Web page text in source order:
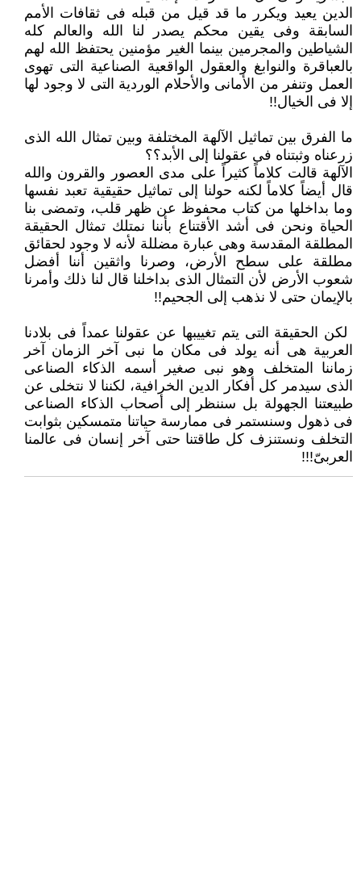
الدين يعيد ويكرر ما قد قيل من قبله فى ثقافات الأمم
السابقة وفى يقين محكم يصدر لنا الله والعالم كله
الشياطين والمجرمين بينما الغير ‏مؤمنين يحتفظ الله لهم
بالعباقرة والنوابغ والعقول الواقعية الصناعية التى تهوى
العمل وتنفر من الأمانى والأحلام الوردية التى لا وجود ‏لها
إلا فى الخيال!!‏
ما الفرق بين تماثيل الآلهة المختلفة وبين تمثال الله الذى
زرعناه وثبتناه فى عقولنا إلى الأبد؟؟‏
الآلهة قالت كلاماً كثيراً على مدى العصور والقرون والله
قال أيضاً كلاماً لكنه حولنا إلى تماثيل حقيقية تعبد نفسها
وما بداخلها من كتاب ‏محفوظ عن ظهر قلب، وتمضى بنا
الحياة ونحن فى أشد الأقتناع بأننا نمتلك تمثال الحقيقة
المطلقة المقدسة وهى عبارة مضللة لأنه لا ‏وجود لحقائق
مطلقة على سطح الأرض، وصرنا واثقين أننا أفضل
شعوب الأرض لأن التمثال الذى بداخلنا قال لنا ذلك وأمرنا
بالإيمان ‏حتى لا نذهب إلى الجحيم!!‏
‏ لكن الحقيقة التى يتم تغييبها عن عقولنا عمداً فى بلادنا
العربية هى أنه يولد فى مكان ما نبى آخر الزمان آخر
زماننا المتخلف وهو ‏نبى صغير أسمه الذكاء الصناعى
الذى سيدمر كل أفكار الدين الخرافية، لكننا لا نتخلى عن
طبيعتنا الجهولة بل سننظر إلى أصحاب ‏الذكاء الصناعى
فى ذهول وسنستمر فى ممارسة حياتنا متمسكين بثوابت
التخلف ونستنزف كل طاقتنا حتى آخر إنسان فى عالمنا
‏العربىّ!!!‏